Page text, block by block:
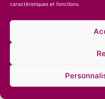
caractéristiques et fonctions.
© 2026 – Compagnie des Desserts –